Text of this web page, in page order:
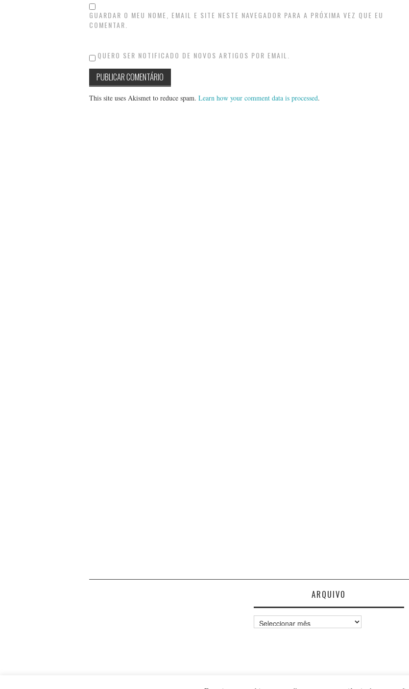
GUARDAR O MEU NOME, EMAIL E SITE NESTE NAVEGADOR PARA A PRÓXIMA VEZ QUE EU
COMENTAR.
QUERO SER NOTIFICADO DE NOVOS ARTIGOS POR EMAIL.
This site uses Akismet to reduce spam. Learn how your comment data is processed.
ARQUIVO
Arquivo